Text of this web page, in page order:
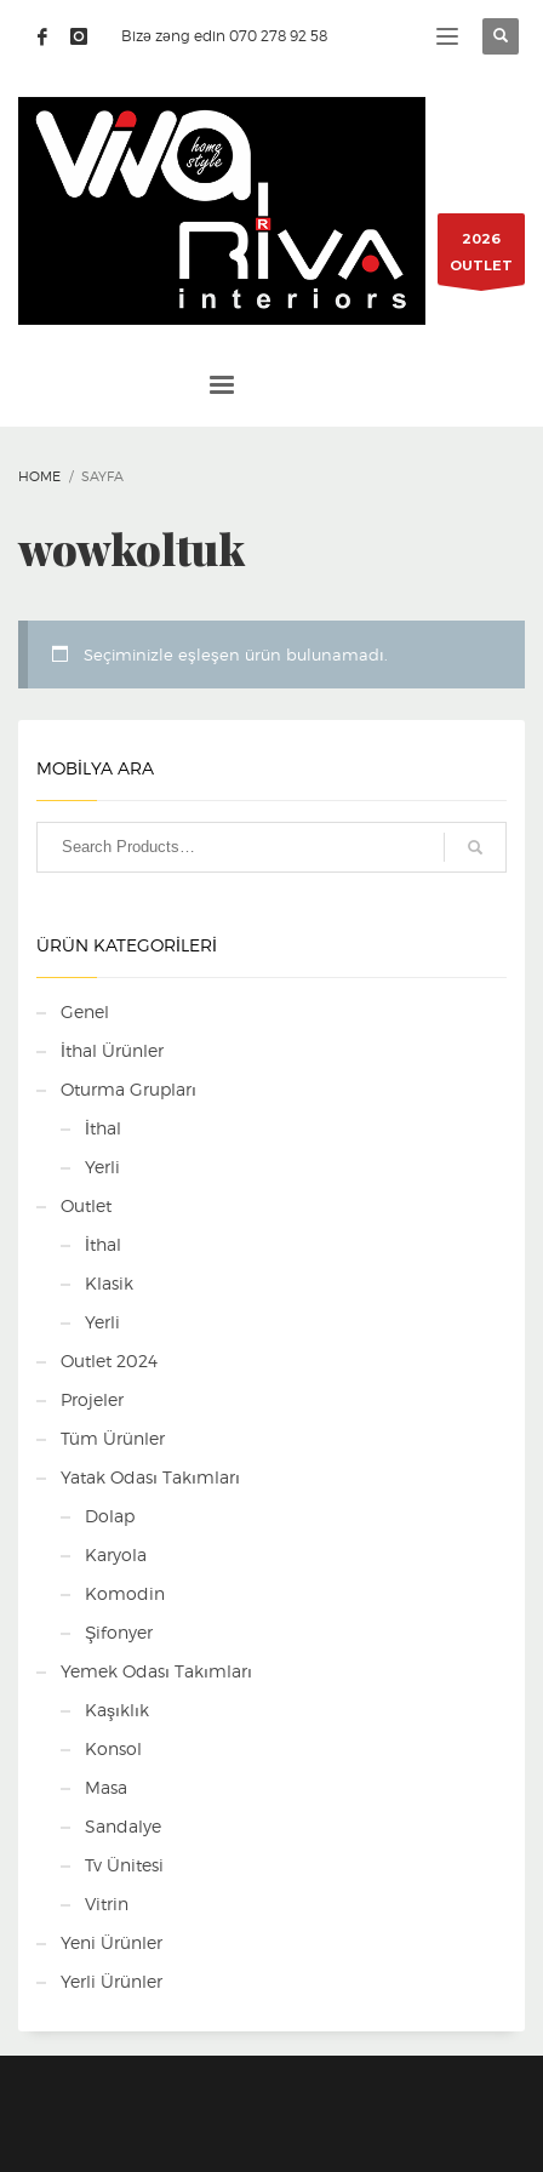
Bizə zəng edin 070 278 92 58
2026
OUTLET
HOME SAYFA
wowkoltuk
Seçiminizle eşleşen ürün bulunamadı.
MOBİLYA ARA
ÜRÜN KATEGORILERI
Genel
İthal Ürünler
Oturma Grupları
İthal
Yerli
Outlet
İthal
Klasik
Yerli
Outlet 2024
Projeler
Tüm Ürünler
Yatak Odası Takımları
Dolap
Karyola
Komodin
Şifonyer
Yemek Odası Takımları
Kaşıklık
Konsol
Masa
Sandalye
Tv Ünitesi
Vitrin
Yeni Ürünler
Yerli Ürünler